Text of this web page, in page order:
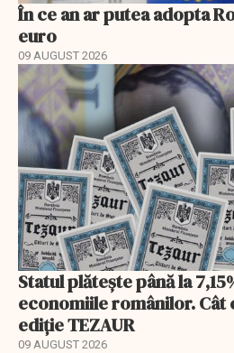
În ce an ar putea adopta
euro
09 AUGUST 2026
Statul plătește până la
economiile românilor. Cât
ediție TEZAUR
09 AUGUST 2026